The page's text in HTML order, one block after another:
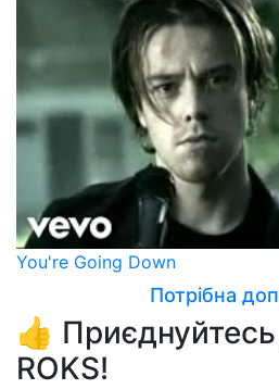
You're Going Down
Потрібна
👍
ROKS!